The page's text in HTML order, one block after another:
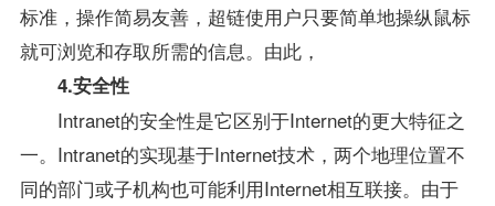
标准，操作简易友善，超链使用户只要简单地操纵鼠标
就可浏览和存取所需的信息。由此，
4.安全性
Intranet的安全性是它区别于Internet的更大特征之
一。Intranet的实现基于Internet技术，两个地理位置不
同的部门或子机构也可能利用Internet相互联接。由于